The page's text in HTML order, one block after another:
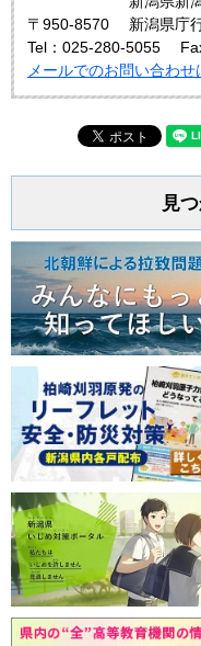
〒950-8570
新潟県庁
Tel：025-280-5055
メールでのお問い合わせ
見